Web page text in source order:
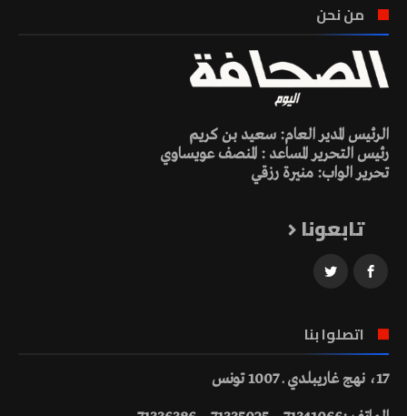
من نحن
الرئيس المدير العام: سعيد بن كريم
رئيس التحرير المساعد : المنصف عويساوي
تحرير الواب: منيرة رزقي
تابعونا
اتصلوا بنا
17، نهج غاريبلدي ـ 1007 تونس